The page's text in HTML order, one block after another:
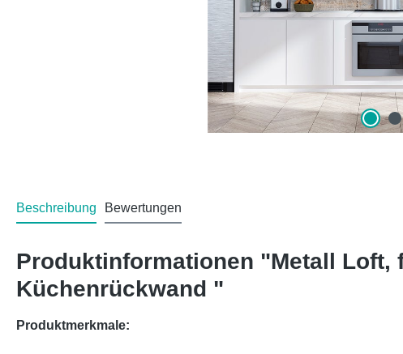
Beschreibung Bewertungen
Produktinformationen "Metall Loft,
Küchenrückwand "
Produktmerkmale: